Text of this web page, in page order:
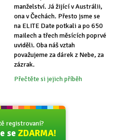
manželství. Já žijící v Austrálii,
ona v Čechách. Přesto jsme se
na ELITE Date potkali a po 650
mailech a třech měsících poprvé
uviděli. Oba náš vztah
považujeme za dárek z Nebe, za
zázrak.
Přečtěte si jejich příběh
registrovaní?
se ZDARMA!